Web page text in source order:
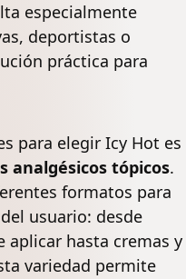
especialmente
deportistas o
práctica para
para elegir Icy Hot es
analgésicos tópicos.
formatos para
usuario: desde
aplicar hasta cremas y
variedad permite